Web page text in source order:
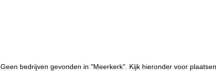
Geen bedrijven gevonden in "Meerkerk". Kijk hieronder voor